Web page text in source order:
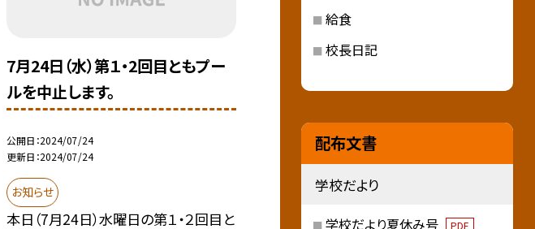
7月24日（水）第１・2回目ともプー
ルを中止します。
公開日 2024/07/24
更新日 2024/07/24
お知らせ
本日（7月24日）水曜日の第１・２回目と
給食
校長日記
配布文書
学校だより
学校だより夏休み号 PDF